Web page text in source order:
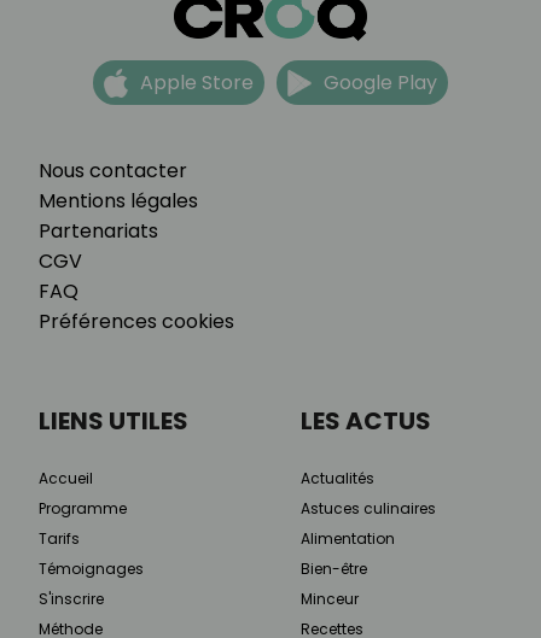
Nous contacter
Mentions légales
Partenariats
CGV
FAQ
Préférences cookies
Apple Store Google Play
LIENS UTILES
Accueil
Programme
Tarifs
Témoignages
S'inscrire
Méthode
LES ACTUS
Actualités
Astuces culinaires
Alimentation
Bien-être
Minceur
Recettes